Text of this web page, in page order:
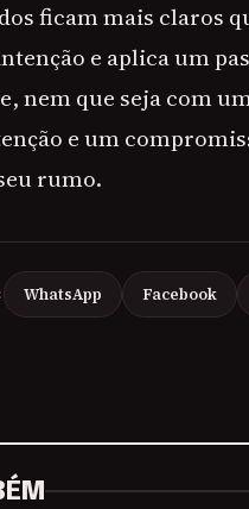
ficam mais claros
e aplica um
nem que seja com
e um
rumo.
WhatsApp Facebook